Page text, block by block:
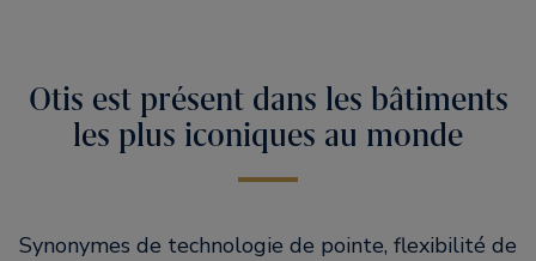
Otis est présent dans les bâtiments
les plus iconiques au monde
Synonymes de technologie de pointe, flexibilité de